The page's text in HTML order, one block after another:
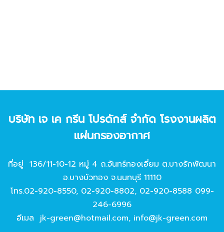
บริษัท เจ เค กรีน โปรดักส์ จํากัด โรงงานผลิต
แผ่นกรองอากาศ
ที่อยู่ 136/11-10-12 หมู่ 4 ถ.จันทร์ทองเอี่ยม ต.บางรักพัฒนา
อ.บางบัวทอง จ.นนทบุรี 11110
โทร.02-920-8550, 02-920-8802, 02-920-8588 099-
246-6996
อีเมล jk-green@hotmail.com, info@jk-green.com